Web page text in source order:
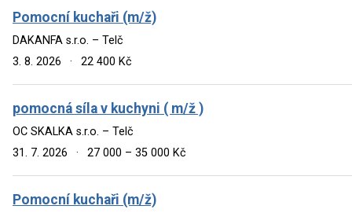
Pomocní kuchaři (m/ž)
DAKANFA s.r.o. – Telč
3. 8. 2026
· 22 400 Kč
pomocná síla v kuchyni ( m/ž )
OC SKALKA s.r.o. – Telč
31. 7. 2026
· 27 000 – 35 000 Kč
Pomocní kuchaři (m/ž)